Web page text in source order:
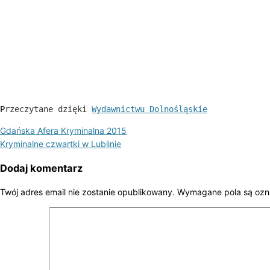
Przeczytane dzięki Wydawnictwu Dolnośląskie
Gdańska Afera Kryminalna 2015
Kryminalne czwartki w Lublinie
Dodaj komentarz
Twój adres email nie zostanie opublikowany. Wymagane pola są